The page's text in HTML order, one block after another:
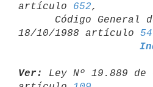
artículo 652,
18/10/1988 artículo
Ver:
Ley Nº 19.889 de